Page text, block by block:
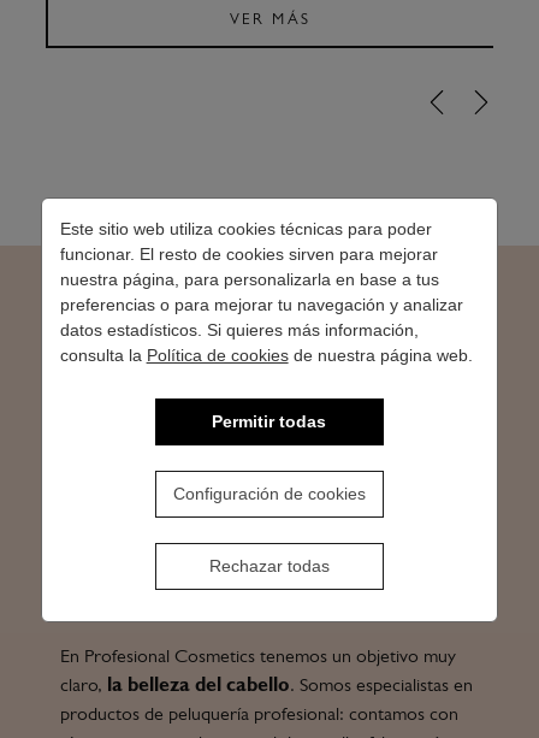
Este sitio web utiliza cookies técnicas para poder
funcionar. El resto de cookies sirven para mejorar
nuestra página, para personalizarla en base a tus
preferencias o para mejorar tu navegación y analizar
datos estadísticos. Si quieres más información,
consulta la Política de cookiesde nuestra página web.
Permitir todas
Configuración de cookies
Rechazar todas
VER MÁS
Especialistas en
productos de peluquería
fabricación de tintes para el cabello. Nuestra
coloración Artecolor ahora con 130 colores, es
En Profesional Cosmetics tenemos un objetivo muy
claro, la belleza del cabello. Somos especialistas en
productos de peluquería profesional: contamos con